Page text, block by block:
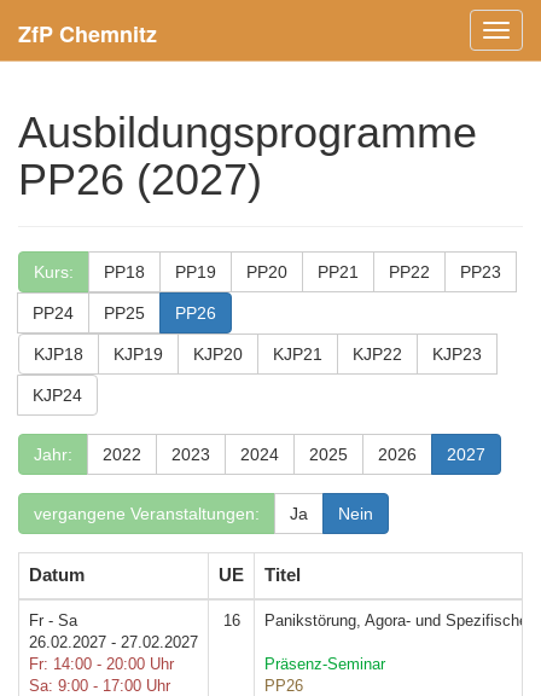
Menü
ein-/
ZfP Chemnitz
Ausbildungsprogramme
PP26 (2027)
Kurs: PP18 PP19 PP20 PP21 PP22 PP23
PP24 PP25 PP26
KJP18 KJP19 KJP20 KJP21 KJP22 KJP23
KJP24
Jahr: 2022 2023 2024 2025 2026 2027
vergangene Veranstaltungen: Ja Nein
Datum UE Titel
Fr - Sa
26.02.2027 - 27.02.2027
Fr: 14:00 - 20:00 Uhr
Sa: 9:00 - 17:00 Uhr
16 Panikstörung, Agora- und Spezifische
Präsenz-Seminar
PP26